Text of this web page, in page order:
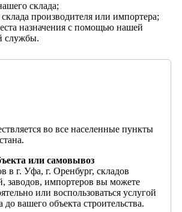
склада;
производителя или импортера;
назначения с помощью нашей
службы.
во все населенные пункты
или самовывоз
в г. Уфа, г. Оренбург, складов
заводов, импортеров вы можете
или воспользоваться услугой
до вашего объекта строительства.